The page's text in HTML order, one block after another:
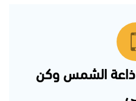
الشمس وكن